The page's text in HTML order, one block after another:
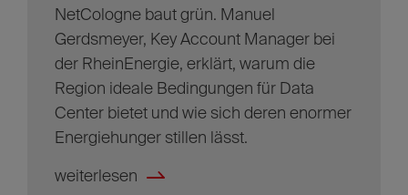
NetCologne baut grün. Manuel
Gerdsmeyer, Key Account Manager bei
der RheinEnergie, erklärt, warum die
Region ideale Bedingungen für Data
Center bietet und wie sich deren enormer
Energiehunger stillen lässt.
weiterlesen